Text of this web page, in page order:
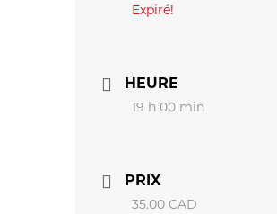
Expiré!
HEURE
19 h 00 min
PRIX
35.00 CAD